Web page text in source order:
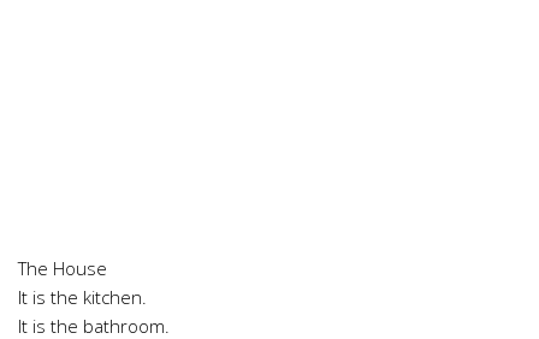
The House
It is the kitchen.
It is the bathroom.